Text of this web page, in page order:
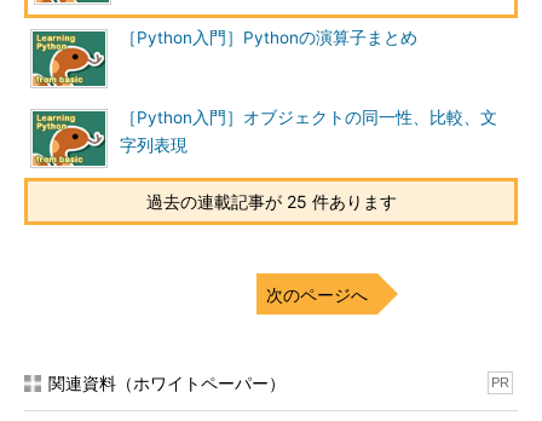
［Python入門］Pythonの演算子まとめ
［Python入門］オブジェクトの同一性、比較、文
字列表現
過去の連載記事が 25 件あります
次のページへ
関連資料（ホワイトペーパー） PR